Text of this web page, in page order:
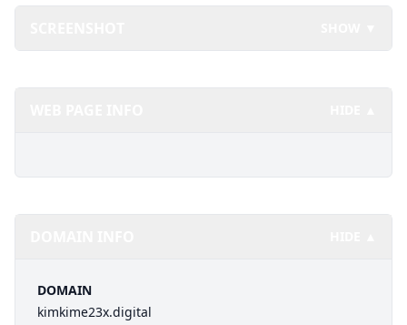
DOMAIN
kimkime23x.digital